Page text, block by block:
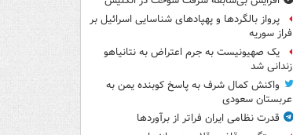
پرواز بالگردها و پهپادهای شناسایی اسرائیل بر
فراز سوریه
یک صهیونیست به جرم اعتراض به نتانیاهو
زندانی شد
واکنش کمال شرف به پاسخ کوبنده یمن به
عربستان سعودی
قدرت نظامی ایران فراتر از برآوردها